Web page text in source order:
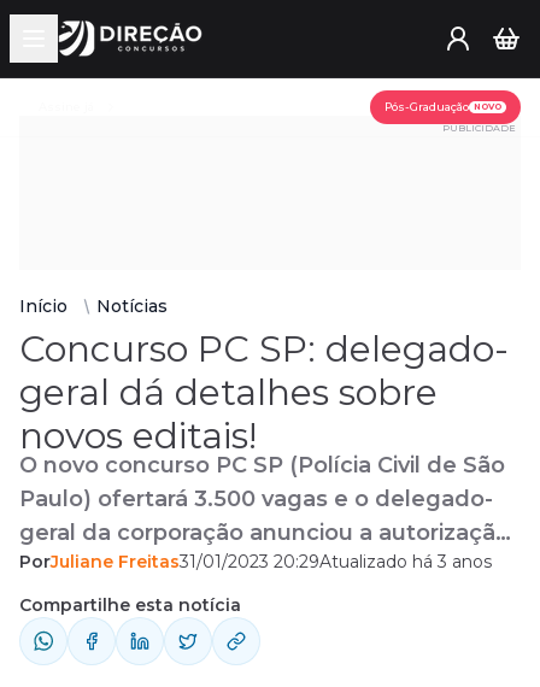
Open main menu
Pós-Graduação NOVO
PUBLICIDADE
Início Notícias
Concurso PC SP: delegado-
geral dá detalhes sobre
novos editais!
O novo concurso PC SP (Polícia Civil de São
Paulo) ofertará 3.500 vagas e o delegado-
geral da corporação anunciou a autorização
de dois novos editais, com a mesma
quantidade de vagas! A informação foi
repassada pelo delegado-geral, Artur José
Dian, durante entrevista nesta terça-feira, 31
PorJuliane Freitas31/01/2023 20:29Atualizado há 3 anos
Compartilhe esta notícia